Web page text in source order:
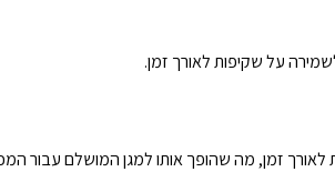
לאורך זמן, מה שהופך אותו למגן המושלם עבור